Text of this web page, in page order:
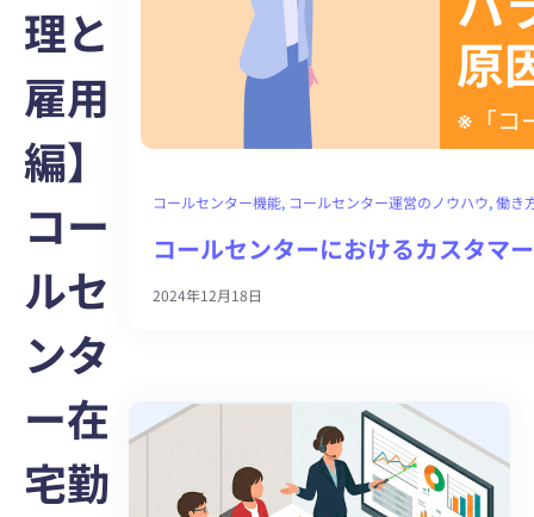
理と
雇用
編】
コー
ルセ
ンタ
ー在
宅勤
コールセンター機能, コールセンター運営のノウハウ, 働き
コールセンターにおけるカスタマ
2024年12月18日